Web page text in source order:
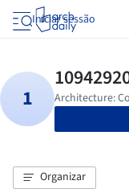
Iniciar sessão
Organizar